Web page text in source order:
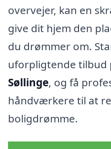
overvejer, kan en
give dit hjem den
du drømmer om.
uforpligtende tilbud
Søllinge, og få
håndværkere til at
boligdrømme.